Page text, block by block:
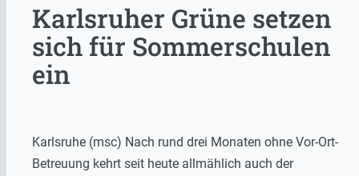
Karlsruher Grüne setzen
sich für Sommerschulen
ein
Karlsruhe (msc) Nach rund drei Monaten ohne Vor-Ort-
Betreuung kehrt seit heute allmählich auch der